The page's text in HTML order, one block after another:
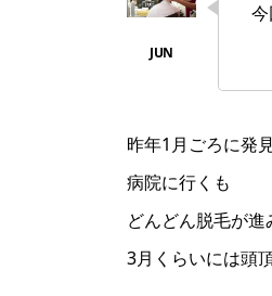
昨年1月ごろに発
病院に行くも
どんどん脱毛が進
3月くらいには頭